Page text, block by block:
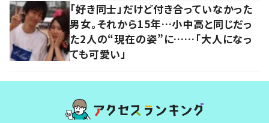
「好き同士」だけど付き合っていなかった
男女。それから15年…小中高と同じだっ
た2人の“現在の姿”に……「大人になっ
ても可愛い」